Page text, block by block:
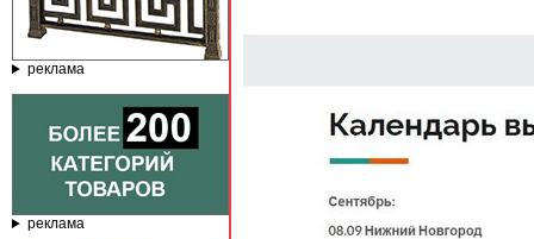
реклама
реклама